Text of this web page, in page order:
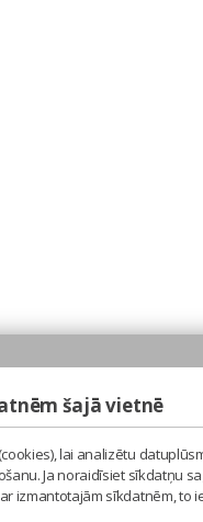
šajā vietnē
lai analizētu
Ja noraidīsiet sīkdatņu
izmantotajām sīkdatnēm,